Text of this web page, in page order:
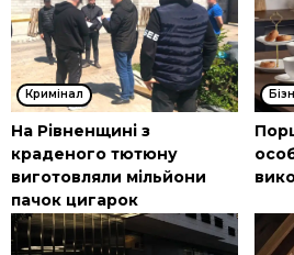
Кримінал
На Рівненщині з
краденого тютюну
виготовляли мільйони
пачок цигарок